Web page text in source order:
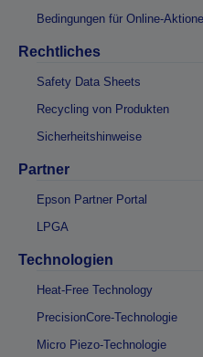
Bedingungen für Online-
Rechtliches
Safety Data Sheets
Recycling von Produkten
Sicherheitshinweise
Partner
Epson Partner Portal
LPGA
Technologien
Heat-Free Technology
PrecisionCore-Technologie
Micro Piezo-Technologie